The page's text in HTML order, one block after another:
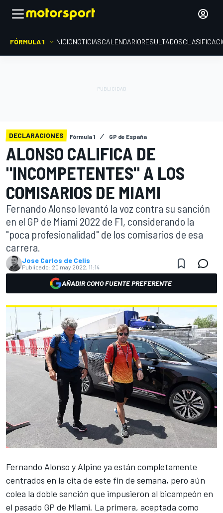
FÓRMULA 1 INICIONOTICIASCALENDARIORESULTADOS
DECLARACIONES Fórmula 1 GP de España
ALONSO CALIFICA DE
"INCOMPETENTES" A LOS
COMISARIOS DE MIAMI
Fernando Alonso levantó la voz contra su sanción
en el GP de Miami 2022 de F1, considerando la
"poca profesionalidad" de los comisarios de esa
carrera.
Jose Carlos de Celis
Publicado: 20 may 2022, 11:14
AÑADIR COMO FUENTE PREFERENTE
Fernando Alonso y Alpine ya están completamente
centrados en la cita de este fin de semana, pero aún
colea la doble sanción que impusieron al bicampeón en
el pasado GP de Miami. La primera, aceptada como